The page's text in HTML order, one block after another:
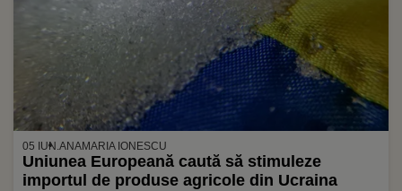
05 IUN.ANAMARIA IONESCU
Uniunea Europeană caută să stimuleze
importul de produse agricole din Ucraina